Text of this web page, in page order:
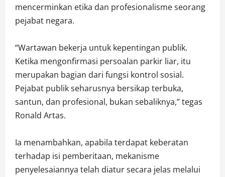
mencerminkan etika dan profesionalisme seorang
pejabat negara.
“Wartawan bekerja untuk kepentingan publik.
Ketika mengonfirmasi persoalan parkir liar, itu
merupakan bagian dari fungsi kontrol sosial.
Pejabat publik seharusnya bersikap terbuka,
santun, dan profesional, bukan sebaliknya,” tegas
Ronald Artas.
Ia menambahkan, apabila terdapat keberatan
terhadap isi pemberitaan, mekanisme
penyelesaiannya telah diatur secara jelas melalui